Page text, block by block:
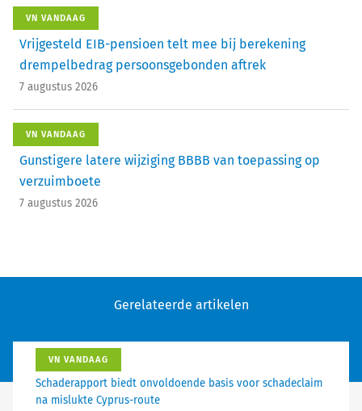
VN VANDAAG
Vrijgesteld EIB-pensioen telt mee bij berekening
drempelbedrag persoonsgebonden aftrek
7 augustus 2026
VN VANDAAG
Gunstigere latere wijziging BBBB van toepassing op
verzuimboete
7 augustus 2026
Gerelateerde artikelen
VN VANDAAG
Schaderapport biedt onvoldoende basis voor schadeclaim
na mislukte Cyprus-route